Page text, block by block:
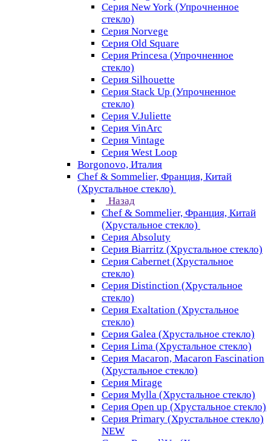
Серия New York (Упрочненное
стекло)
Серия Norvege
Серия Old Square
Серия Princesa (Упрочненное
стекло)
Серия Silhouette
Серия Stack Up (Упрочненное
стекло)
Серия V.Juliette
Серия VinArc
Серия Vintage
Серия West Loop
Borgonovo, Италия
Chef & Sommelier, Франция, Китай
(Хрустальное стекло)
Назад
Chef & Sommelier, Франция, Китай
(Хрустальное стекло)
Серия Absoluty
Серия Biarritz (Хрустальное стекло)
Серия Cabernet (Хрустальное
стекло)
Серия Distinction (Хрустальное
стекло)
Серия Exaltation (Хрустальное
стекло)
Серия Galea (Хрустальное стекло)
Серия Lima (Хрустальное стекло)
Серия Macaron, Macaron Fascination
(Хрустальное стекло)
Серия Mirage
Серия Mylla (Хрустальное стекло)
Серия Open up (Хрустальное стекло)
Серия Primary (Хрустальное стекло)
NEW